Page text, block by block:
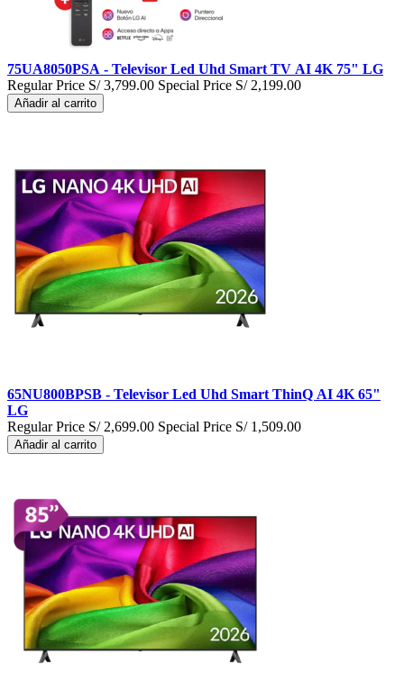
75UA8050PSA - Televisor Led Uhd Smart TV AI 4K 75" LG
Regular Price S/ 3,799.00 Special Price S/ 2,199.00
Añadir al carrito
65NU800BPSB - Televisor Led Uhd Smart ThinQ AI 4K 65"
LG
Regular Price S/ 2,699.00 Special Price S/ 1,509.00
Añadir al carrito